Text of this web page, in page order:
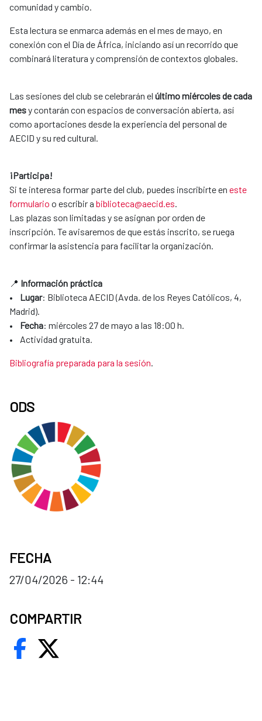
comunidad y cambio.
Esta lectura se enmarca además en el mes de mayo, en
conexión con el Día de África, iniciando así un recorrido que
combinará literatura y comprensión de contextos globales.
Las sesiones del club se celebrarán el último miércoles de cada
mesy contarán con espacios de conversación abierta, así
como aportaciones desde la experiencia del personal de
AECID y su red cultural.
¡Participa!
Si te interesa formar parte del club, puedes inscribirte en este
formulario o escribir a biblioteca@aecid.es
Las plazas son limitadas y se asignan por orden de
inscripción. Te avisaremos de que estás inscrito, se ruega
confirmar la asistencia para facilitar la organización.
📍 Información práctica
• Lugar: Biblioteca AECID (Avda. de los Reyes Católicos, 4,
Madrid).
• Fecha: miércoles 27 de mayo a las 18:00 h.
• Actividad gratuita.
Bibliografía preparada para la sesión
ODS
FECHA
27/04/2026 - 12:44
COMPARTIR